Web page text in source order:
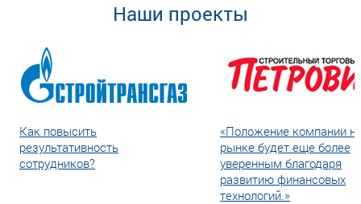
Наши проекты
Как повысить
результативность
сотрудников?
«Положение компании
рынке будет еще более
уверенным благодаря
развитию финансовых
технологий.»